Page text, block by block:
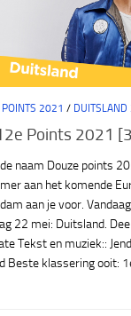
POINTS 2021 /
Points 2021
naam Douze points
aan het komende
aan je voor.
22 mei: Duitsland.
Tekst en muziek::
Beste klassering ooit: